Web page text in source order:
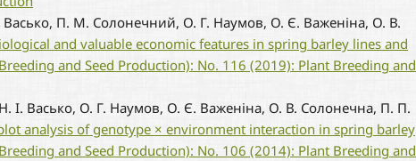
П. М. Солонечний, О. Г. Наумов, О. Є. Важеніна, О. В.
and valuable economic features in spring barley lines and
and Seed Production): No. 116 (2019): Plant Breeding and
І. Васько, О. Г. Наумов, О. Є. Важеніна, О. В. Солонечна, П. П.
analysis of genotype × environment interaction in spring barley
and Seed Production): No. 106 (2014): Plant Breeding and